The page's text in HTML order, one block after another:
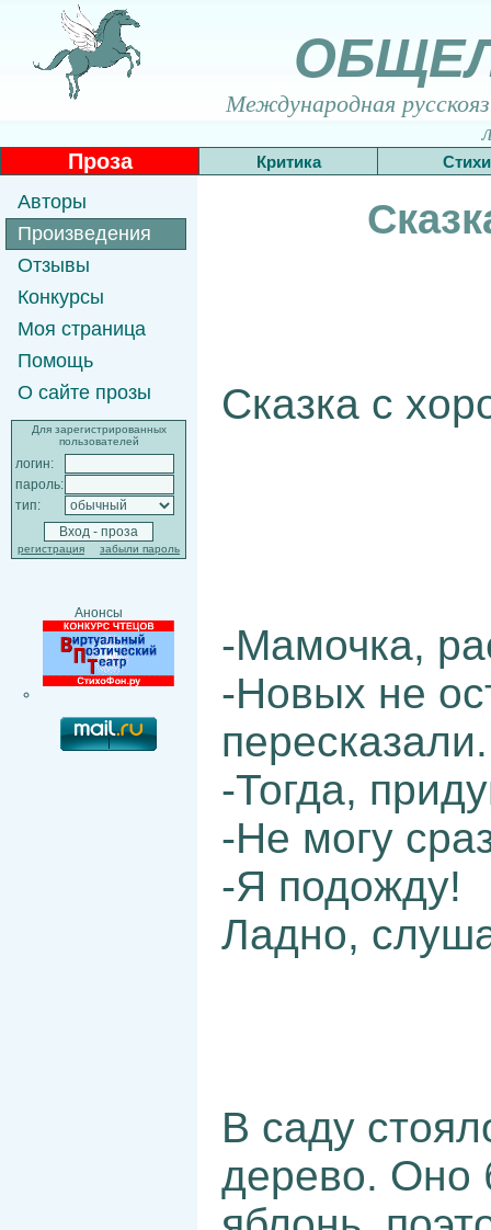
Международная
Проза Критика Стихи
Авторы
Произведения
Отзывы
Конкурсы
Моя страница
Помощь
О сайте прозы
Для зарегистрированных
пользователей
логин:
пароль:
тип:
регистрация забыли пароль
Анонсы
Сказка с
-Мамочка,
-Новых не
пересказали.
-Тогда,
-Не могу
-Я подожду!
Ладно,
В саду
дерево. Оно